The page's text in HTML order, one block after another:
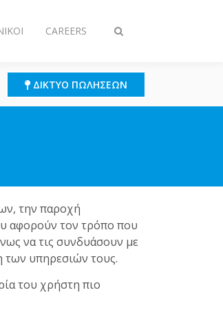
Εναλλαγή
CAREERS
ΔΊΚΤΥΟ ΠΩΛΉΣΕΩΝ
την παροχή
αφορούν τον τρόπο που
να τις συνδυάσουν με
των υπηρεσιών τους.
του χρήστη πιο